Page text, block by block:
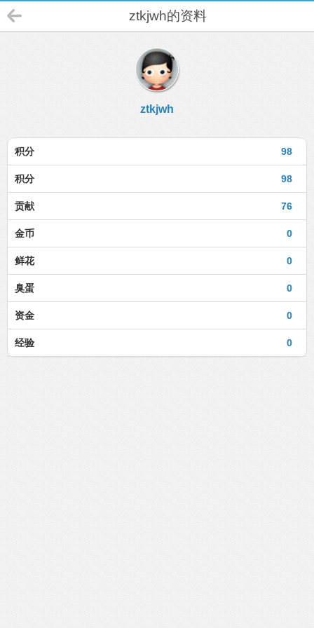
ztkjwh的资料
ztkjwh
98
积分
98
积分
76
贡献
0
金币
0
鲜花
0
臭蛋
0
资金
0
经验